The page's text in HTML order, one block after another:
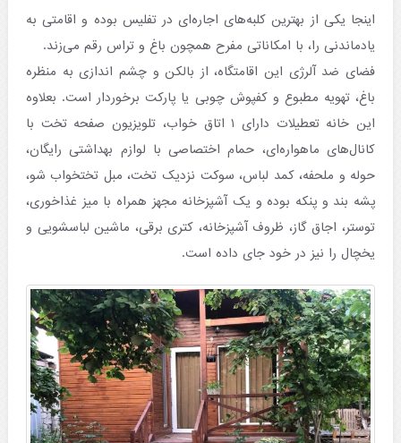
اینجا یکی از بهترین کلبه‌های اجاره‌ای در تفلیس بوده و اقامتی به
یادماندنی را، با امکاناتی مفرح همچون باغ و تراس رقم می‌زند.
فضای ضد آلرژی این اقامتگاه، از بالکن و چشم اندازی به منظره
باغ، تهویه مطبوع و کفپوش چوبی یا پارکت برخوردار است. بعلاوه
این خانه تعطیلات دارای ۱ اتاق خواب، تلویزیون صفحه تخت با
کانال‌های ماهواره‌ای، حمام اختصاصی با لوازم بهداشتی رایگان،
حوله و ملحفه، کمد لباس، سوکت نزدیک تخت، مبل تختخواب شو،
پشه بند و پنکه بوده و یک آشپزخانه مجهز همراه با میز غذاخوری،
توستر، اجاق گاز، ظروف آشپزخانه، کتری برقی، ماشین لباسشویی و
یخچال را نیز در خود جای داده است.